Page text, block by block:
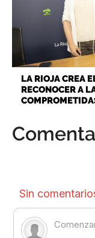
LA RIOJA CREA
RECONOCER A